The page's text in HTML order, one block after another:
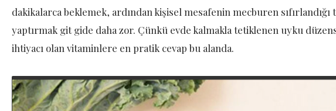
dakikalarca beklemek, ardından kişisel mesafenin mecburen
yaptırmak git gide daha zor. Çünkü evde kalmakla tetiklenen uyku
ihtiyacı olan vitaminlere en pratik cevap bu alanda.